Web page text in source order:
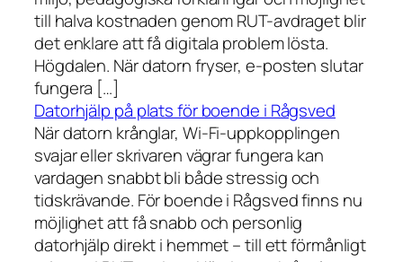
till halva kostnaden genom RUT-avdraget blir
det enklare att få digitala problem lösta.
Högdalen. När datorn fryser, e-posten slutar
fungera […]
Datorhjälp på plats för boende i Rågsved
När datorn krånglar, Wi-Fi-uppkopplingen
svajar eller skrivaren vägrar fungera kan
vardagen snabbt bli både stressig och
tidskrävande. För boende i Rågsved finns nu
möjlighet att få snabb och personlig
datorhjälp direkt i hemmet – till ett förmånligt